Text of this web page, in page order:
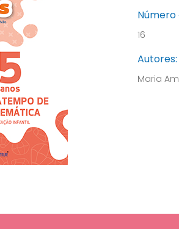
Número
16
Autores:
Maria